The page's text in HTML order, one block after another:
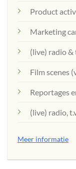
Product
Marketing
(live) radio &
Film scenes
Reportages
(live) radio,
Meer informatie